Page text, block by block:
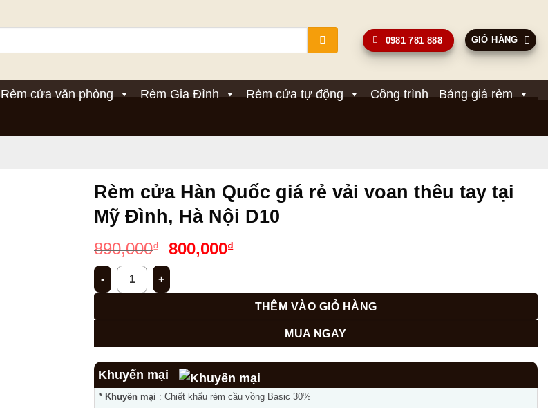
0981 781 888 GIỎ HÀNG
Rèm cửa văn phòng Rèm Gia Đình Rèm cửa tự động Công trình
Bảng giá rèm
Rèm cửa Hàn Quốc giá rẻ vải voan thêu tay tại
Mỹ Đình, Hà Nội D10
890,000₫
Giá
gốc
890,000₫.
800,000₫Giá
là:
800,000₫.
Rèm cửa Hàn Quốc giá rẻ vải voan thêu tay tại Mỹ Đình, Hà Nội D10 số lượng
THÊM VÀO GIỎ HÀNG
MUA NGAY
Khuyến mại
* Khuyến mại : Chiết khấu rèm cầu vồng Basic 30%